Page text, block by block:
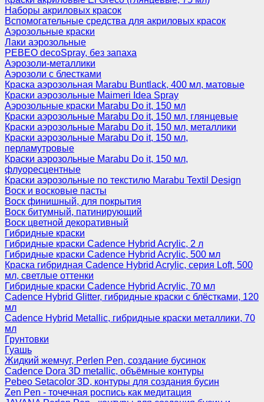
Наборы акриловых красок
Вспомогательные средства для акриловых красок
Аэрозольные краски
Лаки аэрозольные
PEBEO decoSpray, без запаха
Аэрозоли-металлики
Аэрозоли с блестками
Краска аэрозольная Marabu Buntlack, 400 мл, матовые
Краски аэрозольные Maimeri Idea Spray
Аэрозольные краски Marabu Do it, 150 мл
Краски аэрозольные Marabu Do it, 150 мл, глянцевые
Краски аэрозольные Marabu Do it, 150 мл, металлики
Краски аэрозольные Marabu Do it, 150 мл,
перламутровые
Краски аэрозольные Marabu Do it, 150 мл,
флуоресцентные
Краски аэрозольные по текстилю Marabu Textil Design
Воск и восковые пасты
Воск финишный, для покрытия
Воск битумный, патинирующий
Воск цветной декоративный
Гибридные краски
Гибридные краски Cadence Hybrid Acrylic, 2 л
Гибридные краски Cadence Hybrid Acrylic, 500 мл
Краска гибридная Cadence Hybrid Acrylic, серия Loft, 500
мл, светлые оттенки
Гибридные краски Cadence Hybrid Acrylic, 70 мл
Cadence Hybrid Glitter, гибридные краски с блёстками, 120
мл
Cadence Hybrid Metallic, гибридные краски металлики, 70
мл
Грунтовки
Гуашь
Жидкий жемчуг, Perlen Pen, создание бусинок
Cadence Dora 3D metallic, объёмные контуры
Pebeo Setacolor 3D, контуры для создания бусин
Zen Pen - точечная роспись как медитация